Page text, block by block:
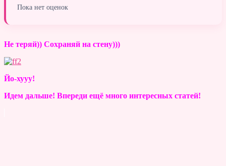
Пока нет оценок
Не теряй)) Сохраняй на стену)))
Йо-хууу!
Идем дальше! Впереди ещё много интересных статей!